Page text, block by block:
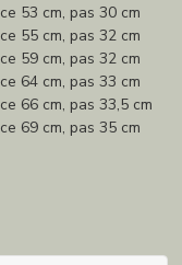
53 cm, pas 30 cm
55 cm, pas 32 cm
59 cm, pas 32 cm
64 cm, pas 33 cm
66 cm, pas 33,5 cm
69 cm, pas 35 cm